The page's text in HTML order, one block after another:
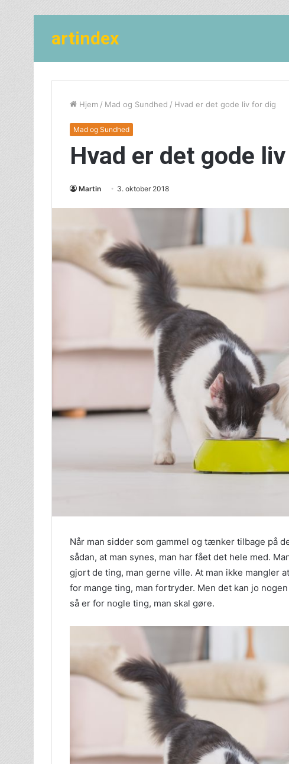
artindex
Hjem / Mad og Sundhed / Hvad er det gode liv for dig
Mad og Sundhed
Hvad er det gode
Martin 3. oktober 2018
Når man sidder som gammel og tænker tilbage på
sådan, at man synes, man har fået det hele med.
gjort de ting, man gerne ville. At man ikke mangler
for mange ting, man fortryder. Men det kan jo
så er for nogle ting, man skal gøre.